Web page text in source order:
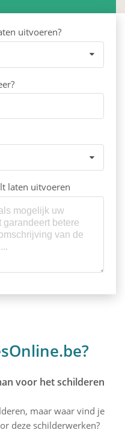
uitvoeren?
laten uitvoeren
voor het schilderen
maar waar vind je
deze schilderwerken?